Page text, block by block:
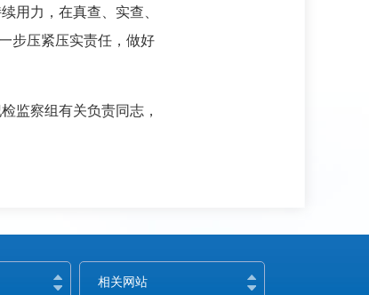
用力，在真查、实查、
步压紧压实责任，做好
监察组有关负责同志，
相关网站